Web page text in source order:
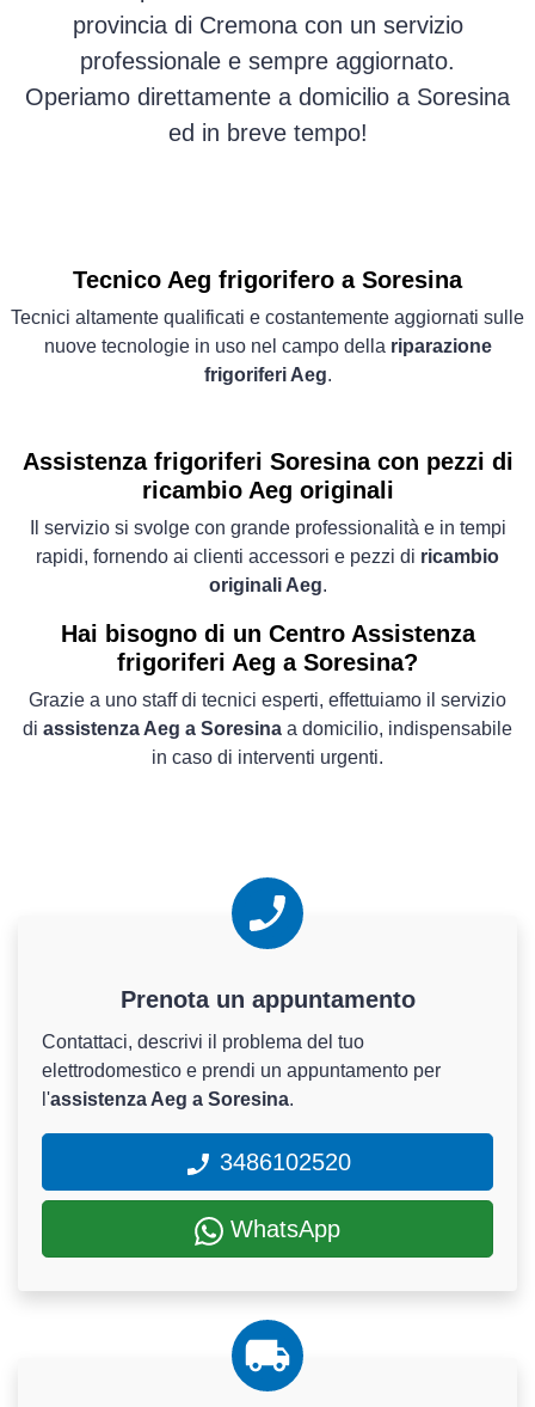
provincia di Cremona con un servizio
professionale e sempre aggiornato.
Operiamo direttamente a domicilio a Soresina
ed in breve tempo!
Tecnico Aeg frigorifero a Soresina
Tecnici altamente qualificati e costantemente aggiornati sulle
nuove tecnologie in uso nel campo della riparazione
frigoriferi Aeg.
Assistenza frigoriferi Soresina con pezzi di
ricambio Aeg originali
Il servizio si svolge con grande professionalità e in tempi
rapidi, fornendo ai clienti accessori e pezzi di ricambio
originali Aeg.
Hai bisogno di un Centro Assistenza
frigoriferi Aeg a Soresina?
Grazie a uno staff di tecnici esperti, effettuiamo il servizio
di assistenza Aeg a Soresina a domicilio, indispensabile
in caso di interventi urgenti.
Prenota un appuntamento
Contattaci, descrivi il problema del tuo
elettrodomestico e prendi un appuntamento per
l'assistenza Aeg a Soresina.
3486102520
WhatsApp